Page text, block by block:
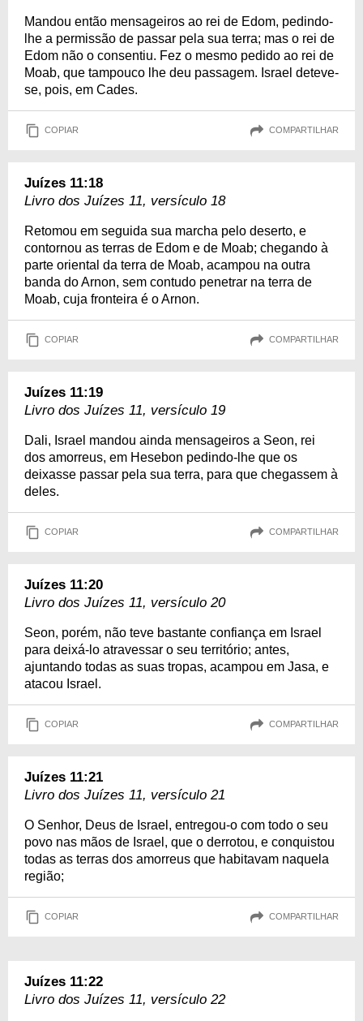
Mandou então mensageiros ao rei de Edom, pedindo-
lhe a permissão de passar pela sua terra; mas o rei de
Edom não o consentiu. Fez o mesmo pedido ao rei de
Moab, que tampouco lhe deu passagem. Israel deteve-
se, pois, em Cades.
COPIAR COMPARTILHAR
Juízes 11:18
Livro dos Juízes 11, versículo 18
Retomou em seguida sua marcha pelo deserto, e
contornou as terras de Edom e de Moab; chegando à
parte oriental da terra de Moab, acampou na outra
banda do Arnon, sem contudo penetrar na terra de
Moab, cuja fronteira é o Arnon.
COPIAR COMPARTILHAR
Juízes 11:19
Livro dos Juízes 11, versículo 19
Dali, Israel mandou ainda mensageiros a Seon, rei
dos amorreus, em Hesebon pedindo-lhe que os
deixasse passar pela sua terra, para que chegassem à
deles.
COPIAR COMPARTILHAR
Juízes 11:20
Livro dos Juízes 11, versículo 20
Seon, porém, não teve bastante confiança em Israel
para deixá-lo atravessar o seu território; antes,
ajuntando todas as suas tropas, acampou em Jasa, e
atacou Israel.
COPIAR COMPARTILHAR
Juízes 11:21
Livro dos Juízes 11, versículo 21
O Senhor, Deus de Israel, entregou-o com todo o seu
povo nas mãos de Israel, que o derrotou, e conquistou
todas as terras dos amorreus que habitavam naquela
região;
COPIAR COMPARTILHAR
Juízes 11:22
Livro dos Juízes 11, versículo 22